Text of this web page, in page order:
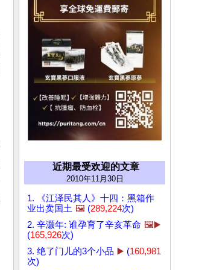
近期最受欢迎的文章
2010年11月30日
1. 《江泽民其人》十四：黑箱作
业出卖国土 🖼️ (289,224次)
2. 辛灏年: 谁孕育了辛亥革命 🖼️▶️
(165,926次)
3. 绝了门儿的3个小品 ▶️ (160,981
次)